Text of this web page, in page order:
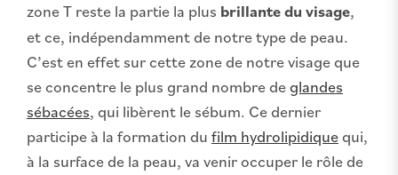
zone T reste la partie la plus brillante du visage,
et ce, indépendamment de notre type de peau.
C’est en effet sur cette zone de notre visage que
se concentre le plus grand nombre de glandes
sébacées, qui libèrent le sébum. Ce dernier
participe à la formation du film hydrolipidique qui,
à la surface de la peau, va venir occuper le rôle de